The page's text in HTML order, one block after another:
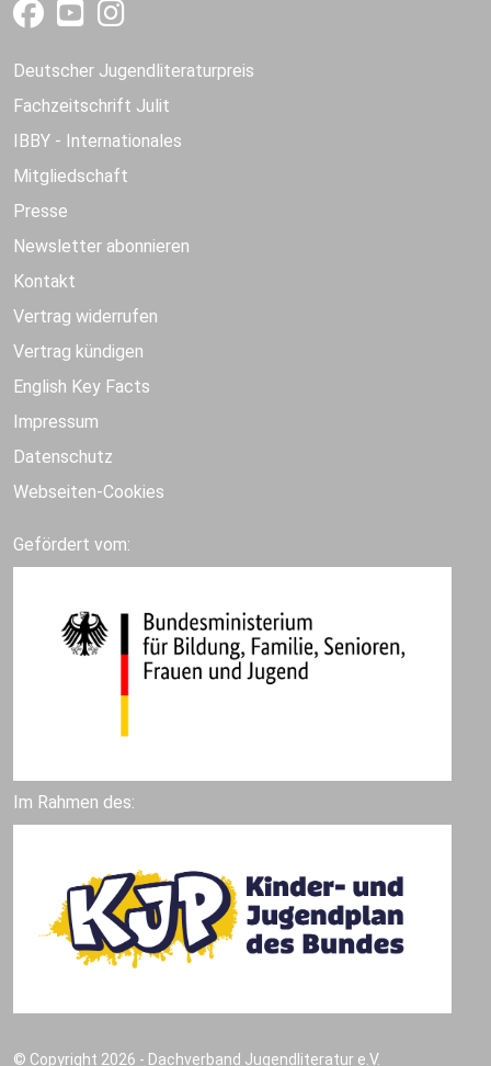
Deutscher Jugendliteraturpreis
Fachzeitschrift Julit
IBBY - Internationales
Mitgliedschaft
Presse
Newsletter abonnieren
Kontakt
Vertrag widerrufen
Vertrag kündigen
English Key Facts
Impressum
Datenschutz
Webseiten-Cookies
Gefördert vom:
Im Rahmen des:
© Copyright 2026 - Dachverband Jugendliteratur e.V.